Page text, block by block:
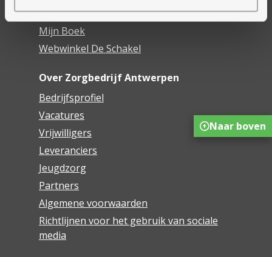
Onze innovaties
Mijn Boek
Webwinkel De Schakel
Over Zorgbedrijf Antwerpen
Bedrijfsprofiel
Vacatures
Vrijwilligers
Leveranciers
Jeugdzorg
Partners
Algemene voorwaarden
Richtlijnen voor het gebruik van sociale
media
Naar boven